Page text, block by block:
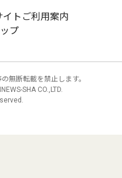
イトご利用案内
プ
無断転載を禁止します。
SHA CO.,LTD.